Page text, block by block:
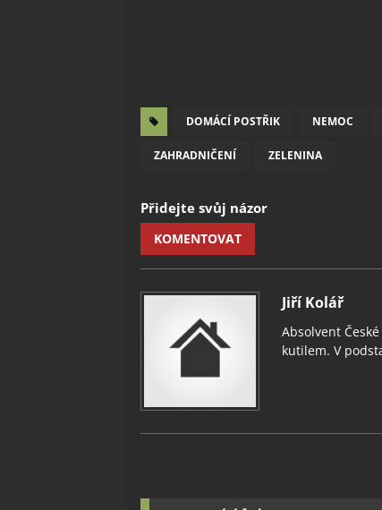
DOMÁCÍ POSTŘIK NEMOC
ZAHRADNIČENÍ ZELENINA
Přidejte svůj názor
KOMENTOVAT
Jiří Kolář
Absolvent
kutilem. V